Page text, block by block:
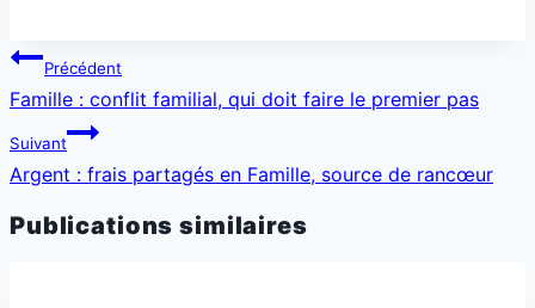
Navigation
de
l’article
Précédent
Famille : conflit familial, qui doit faire le premier pas
Suivant
Argent : frais partagés en Famille, source de rancœur
Publications similaires